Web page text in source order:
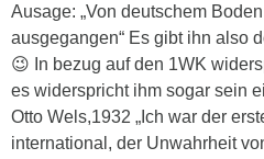
Ausage: „Von deutschem
ausgegangen“ Es gibt ihn also
😉 In bezug auf den 1WK
es widerspricht ihm sogar sein
Otto Wels,1932 „Ich war der
international, der Unwahrheit